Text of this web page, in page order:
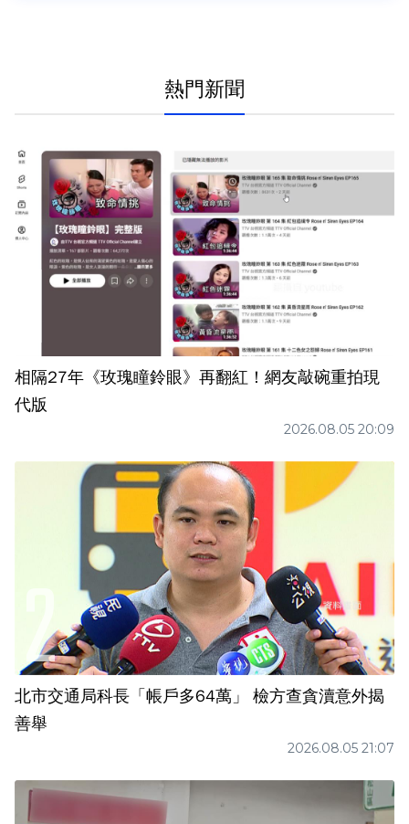
熱門新聞
相隔27年《玫瑰瞳鈴眼》再翻紅！網友敲碗重拍現
代版
2026.08.05 20:09
北市交通局科長「帳戶多64萬」 檢方查貪瀆意外揭
善舉
2026.08.05 21:07